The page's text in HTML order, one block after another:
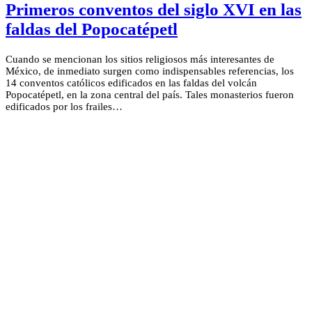
Primeros conventos del siglo XVI en las
faldas del Popocatépetl
Cuando se mencionan los sitios religiosos más interesantes de
México, de inmediato surgen como indispensables referencias, los
14 conventos católicos edificados en las faldas del volcán
Popocatépetl, en la zona central del país. Tales monasterios fueron
edificados por los frailes…